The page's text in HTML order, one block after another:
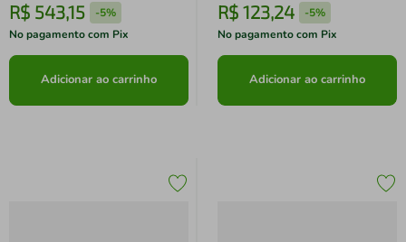
R$ 543,15 -5%
No pagamento com Pix
Adicionar ao carrinho
R$ 123,24 -5%
No pagamento com Pix
Adicionar ao carrinho